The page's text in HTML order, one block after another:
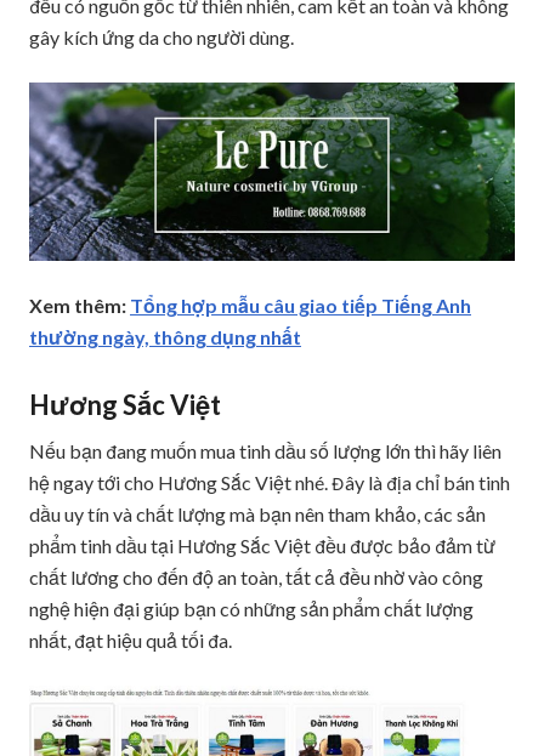
đều có nguồn gốc từ thiên nhiên, cam kết an toàn và không
gây kích ứng da cho người dùng.
Xem thêm: Tổng hợp mẫu câu giao tiếp Tiếng Anh
thường ngày, thông dụng nhất
Hương Sắc Việt
Nếu bạn đang muốn mua tinh dầu số lượng lớn thì hãy liên
hệ ngay tới cho Hương Sắc Việt nhé. Đây là địa chỉ bán tinh
dầu uy tín và chất lượng mà bạn nên tham khảo, các sản
phẩm tinh dầu tại Hương Sắc Việt đều được bảo đảm từ
chất lương cho đến độ an toàn, tất cả đều nhờ vào công
nghệ hiện đại giúp bạn có những sản phẩm chất lượng
nhất, đạt hiệu quả tối đa.